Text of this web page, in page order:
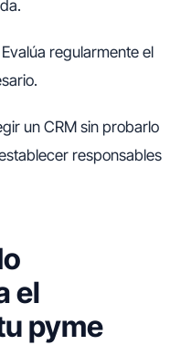
Evalúa regularmente el
un CRM sin probarlo
responsables
el
pyme